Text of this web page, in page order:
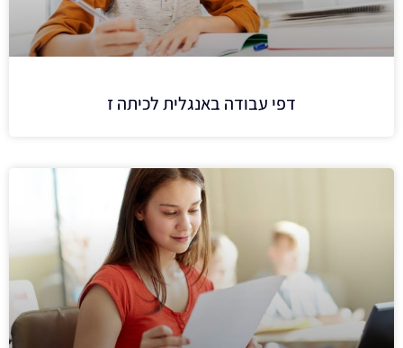
דפי עבודה באנגלית לכיתה ז